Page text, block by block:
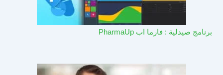
برنامج صيدلية : فارما اب PharmaUp​